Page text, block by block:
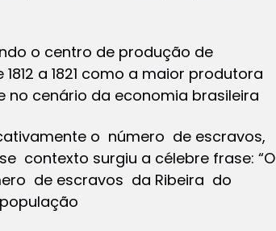
o centro de produção de
a 1821 como a maior produtora
cenário da economia brasileira
o número de escravos,
contexto surgiu a célebre frase: “O
de escravos da Ribeira do